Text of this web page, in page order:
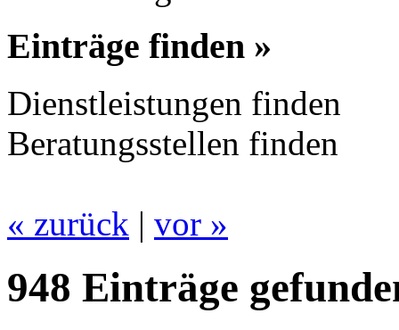
Einträge finden »
Dienstleistungen finden
Beratungsstellen finden
« zurück | vor »
948 Einträge